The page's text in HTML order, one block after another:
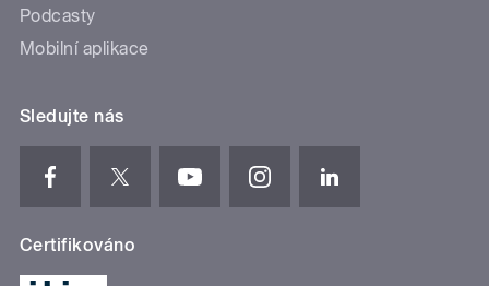
Podcasty
Mobilní aplikace
Sledujte nás
Certifikováno